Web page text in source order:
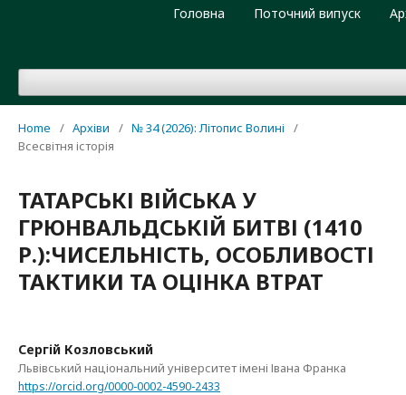
Головна Поточний випуск
Home / Архіви / № 34 (2026): Літопис Волині
/
Всесвітня історія
ТАТАРСЬКІ ВІЙСЬКА У
ГРЮНВАЛЬДСЬКІЙ БИТВІ (1410
Р.):ЧИСЕЛЬНІСТЬ, ОСОБЛИВОСТІ
ТАКТИКИ ТА ОЦІНКА ВТРАТ
Сергій Козловський
Львівський національний університет імені Івана Франка
https://orcid.org/0000-0002-4590-2433